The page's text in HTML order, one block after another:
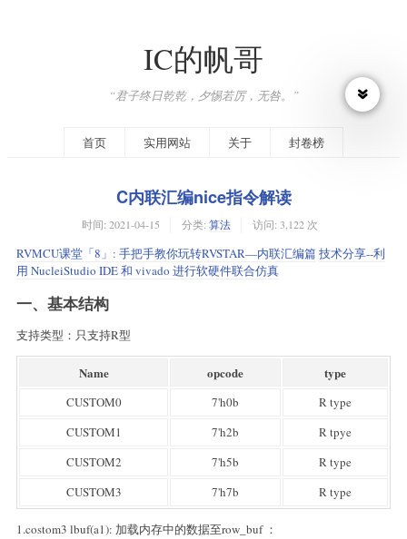
IC的帆哥
“君子终日乾乾，夕惕若厉，无咎。”
首页 实用网站 关于 封卷榜
C内联汇编nice指令解读
时间: 2021-04-15 分类: 算法 访问: 3,122 次
RVMCU课堂「8」: 手把手教你玩转RVSTAR—内联汇编篇 技术分享--利
用 NucleiStudio IDE 和 vivado 进行软硬件联合仿真
一、基本结构
支持类型：只支持R型
Name opcode type
CUSTOM0 7'h0b
R type
CUSTOM1
7'h2b
R tpye
CUSTOM2
7'h5b
R type
CUSTOM3
7'h7b R type
1.costom3 lbuf(a1): 加载内存中的数据至row_buf ：